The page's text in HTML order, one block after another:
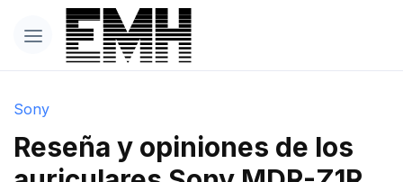
Sony
Reseña y opiniones de los